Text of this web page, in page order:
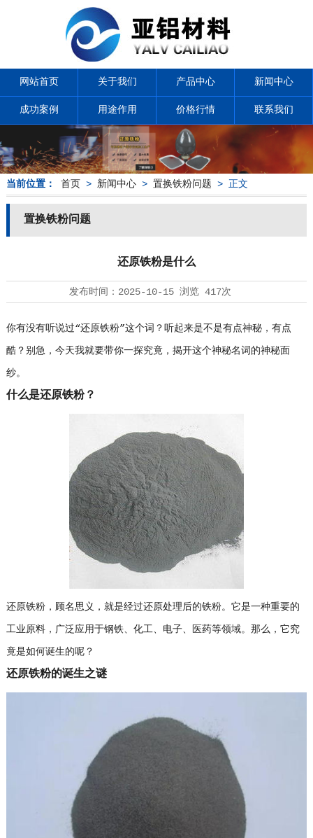
网站首页 关于我们 产品中心 新闻中心
成功案例 用途作用 价格行情 联系我们
当前位置： 首页 > 新闻中心> 置换铁粉问题 > 正文
置换铁粉问题
还原铁粉是什么
发布时间： 2025-10-15浏览 417次
你有没有听说过“还原铁粉”这个词？听起来是不是有点神秘，有点
酷？别急，今天我就要带你一探究竟，揭开这个神秘名词的神秘面
纱。
什么是还原铁粉？
还原铁粉，顾名思义，就是经过还原处理后的铁粉。它是一种重要的
工业原料，广泛应用于钢铁、化工、电子、医药等领域。那么，它究
竟是如何诞生的呢？
还原铁粉的诞生之谜